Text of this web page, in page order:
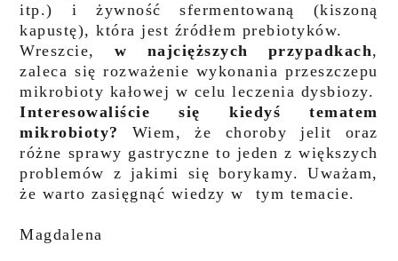
itp.) i żywność sfermentowaną (kiszoną
kapustę), która jest źródłem prebiotyków.
Wreszcie, w najcięższych przypadkach,
zaleca się rozważenie wykonania przeszczepu
mikrobioty kałowej w celu leczenia dysbiozy.
Interesowaliście się kiedyś tematem
mikrobioty? Wiem, że choroby jelit oraz
różne sprawy gastryczne to jeden z większych
problemów z jakimi się borykamy. Uważam,
że warto zasięgnąć wiedzy w tym temacie.
Magdalena